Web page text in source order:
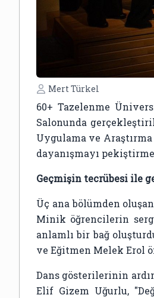
Mert Türkel
60+ Tazelenme
Salonunda
Uygulama ve
dayanışmayı
Geçmişin tecrübesi ile
Üç ana bölümden
Minik öğrencilerin
anlamlı bir bağ
ve Eğitmen Melek Erol
Dans gösterilerinin
Elif Gizem Uğurlu,